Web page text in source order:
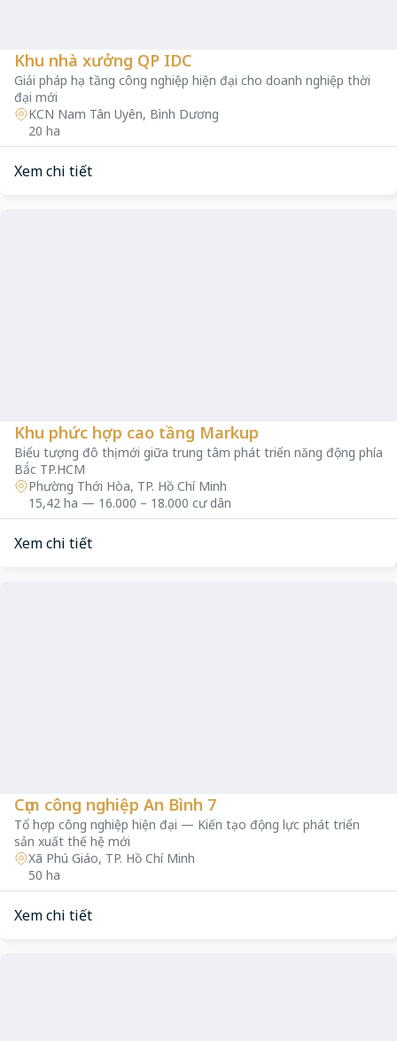
Khu nhà xưởng QP IDC
Giải pháp hạ tầng công nghiệp hiện đại cho doanh nghiệp thời
đại mới
KCN Nam Tân Uyên, Bình Dương
20 ha
Xem chi tiết
Khu phức hợp cao tầng Markup
Biểu tượng đô thị mới giữa trung tâm phát triển năng động phía
Bắc TP.HCM
Phường Thới Hòa, TP. Hồ Chí Minh
15,42 ha — 16.000 – 18.000 cư dân
Xem chi tiết
Cụm công nghiệp An Bình 7
Tổ hợp công nghiệp hiện đại — Kiến tạo động lực phát triển
sản xuất thế hệ mới
Xã Phú Giáo, TP. Hồ Chí Minh
50 ha
Xem chi tiết